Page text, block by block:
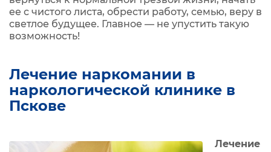
ее с чистого листа, обрести работу, семью, веру в
светлое будущее. Главное — не упустить такую
возможность!
Лечение наркомании в
наркологической клинике в
Пскове
Лечение